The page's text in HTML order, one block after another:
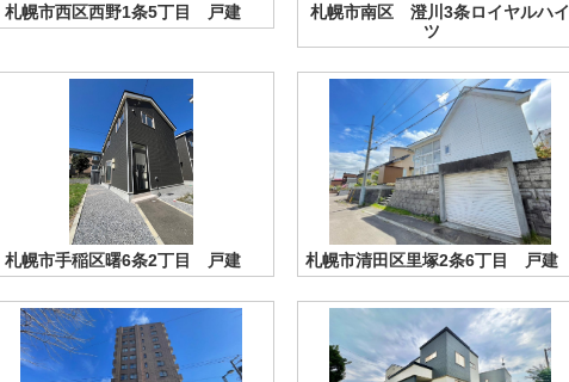
札幌市西区西野1条5丁目 戸建
札幌市南区 澄川3条ロイヤルハイ
ツ
札幌市手稲区曙6条2丁目 戸建 札幌市清田区里塚2条6丁目 戸建